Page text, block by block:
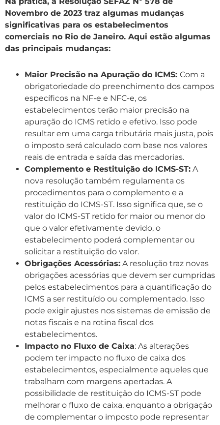
Novembro de 2023 traz algumas mudanças
significativas para os estabelecimentos
comerciais no Rio de Janeiro. Aqui estão algumas
das principais mudanças:
Maior Precisão na Apuração do ICMS: Com a
obrigatoriedade do preenchimento dos campos
específicos na NF-e e NFC-e, os
estabelecimentos terão maior precisão na
apuração do ICMS retido e efetivo. Isso pode
resultar em uma carga tributária mais justa, pois
o imposto será calculado com base nos valores
reais de entrada e saída das mercadorias.
Complemento e Restituição do ICMS-ST: A
nova resolução também regulamenta os
procedimentos para o complemento e a
restituição do ICMS-ST. Isso significa que, se o
valor do ICMS-ST retido for maior ou menor do
que o valor efetivamente devido, o
estabelecimento poderá complementar ou
solicitar a restituição do valor.
Obrigações Acessórias: A resolução traz novas
obrigações acessórias que devem ser cumpridas
pelos estabelecimentos para a quantificação do
ICMS a ser restituído ou complementado. Isso
pode exigir ajustes nos sistemas de emissão de
notas fiscais e na rotina fiscal dos
estabelecimentos.
Impacto no Fluxo de Caixa: As alterações
podem ter impacto no fluxo de caixa dos
estabelecimentos, especialmente aqueles que
trabalham com margens apertadas. A
possibilidade de restituição do ICMS-ST pode
melhorar o fluxo de caixa, enquanto a obrigação
de complementar o imposto pode representar